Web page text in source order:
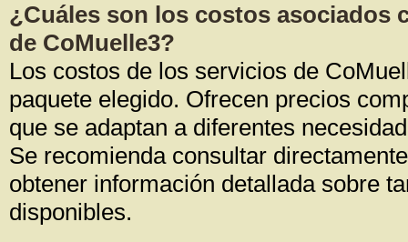
¿Cuáles son los costos asociados
de CoMuelle3?
Los costos de los servicios de
paquete elegido. Ofrecen precios
que se adaptan a diferentes
Se recomienda consultar
obtener información detallada sobre
disponibles.